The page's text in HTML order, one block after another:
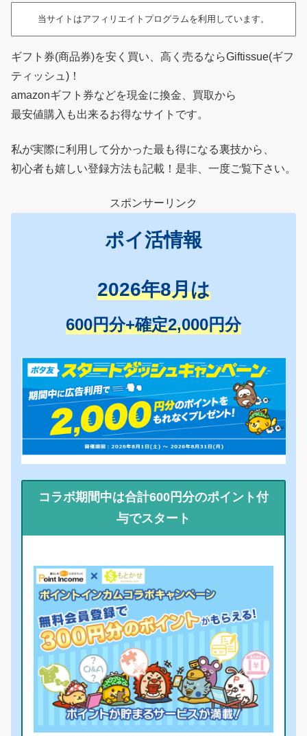
当サイトはアフィリエイトプログラムを利用しています。
ギフト券(商品券)を安く買い、高く売るならGiftissue(ギフ
ティッシュ)！
amazonギフト券などを現金に換金、買取から
最安値購入も出来るお得なサイトです。
私が実際に利用して分かった最も得になる裏技から、
初心者も嬉しい登録方法も記載！是非、一度ご覧下さい。
スポンサーリンク
ポイ活情報
2026年8月は
600円分+確定2,000円分
コラボ期間中は合計600円分のポイント付
与でスタート